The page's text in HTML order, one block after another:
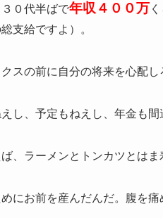
０代半ばで年収４００万
支給ですよ）。
スの前に自分の将来を心配し
し、予定もねえし、年金も
、ラーメンとトンカツとはま
にお前を産んだんだ。腹を痛